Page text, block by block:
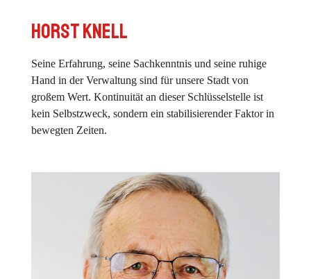
Horst Knell
Seine Erfahrung, seine Sachkenntnis und seine ruhige
Hand in der Verwaltung sind für unsere Stadt von
großem Wert. Kontinuität an dieser Schlüsselstelle ist
kein Selbstzweck, sondern ein stabilisierender Faktor in
bewegten Zeiten.